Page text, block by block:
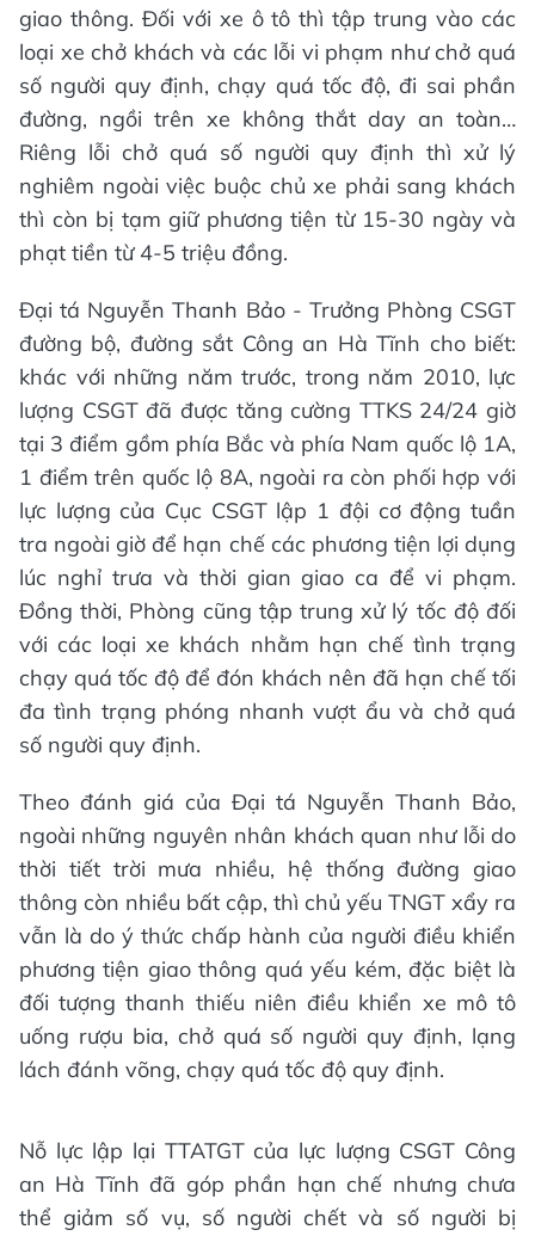
giao thông. Đối với xe ô tô thì tập trung vào các
loại xe chở khách và các lỗi vi phạm như chở quá
số người quy định, chạy quá tốc độ, đi sai phần
đường, ngồi trên xe không thắt day an toàn…
Riêng lỗi chở quá số người quy định thì xử lý
nghiêm ngoài việc buộc chủ xe phải sang khách
thì còn bị tạm giữ phương tiện từ 15-30 ngày và
phạt tiền từ 4-5 triệu đồng.
Đại tá Nguyễn Thanh Bảo - Trưởng Phòng CSGT
đường bộ, đường sắt Công an Hà Tĩnh cho biết:
khác với những năm trước, trong năm 2010, lực
lượng CSGT đã được tăng cường TTKS 24/24 giờ
tại 3 điểm gồm phía Bắc và phía Nam quốc lộ 1A,
1 điểm trên quốc lộ 8A, ngoài ra còn phối hợp với
lực lượng của Cục CSGT lập 1 đội cơ động tuần
tra ngoài giờ để hạn chế các phương tiện lợi dụng
lúc nghỉ trưa và thời gian giao ca để vi phạm.
Đồng thời, Phòng cũng tập trung xử lý tốc độ đối
với các loại xe khách nhằm hạn chế tình trạng
chạy quá tốc độ để đón khách nên đã hạn chế tối
đa tình trạng phóng nhanh vượt ẩu và chở quá
số người quy định.
Theo đánh giá của Đại tá Nguyễn Thanh Bảo,
ngoài những nguyên nhân khách quan như lỗi do
thời tiết trời mưa nhiều, hệ thống đường giao
thông còn nhiều bất cập, thì chủ yếu TNGT xẩy ra
vẫn là do ý thức chấp hành của người điều khiển
phương tiện giao thông quá yếu kém, đặc biệt là
đối tượng thanh thiếu niên điều khiển xe mô tô
uống rượu bia, chở quá số người quy định, lạng
lách đánh võng, chạy quá tốc độ quy định.
Nỗ lực lập lại TTATGT của lực lượng CSGT Công
an Hà Tĩnh đã góp phần hạn chế nhưng chưa
thể giảm số vụ, số người chết và số người bị